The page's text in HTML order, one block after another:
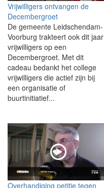
Vrijwilligers ontvangen de
Decembergroet
De gemeente Leidschendam-
Voorburg trakteert ook dit jaar
vrijwilligers op een
Decembergroet. Met dit
cadeau bedankt het college
vrijwilligers die actief zijn bij
een organisatie of
buurtinitiatief...
Overhandiging petitie tegen